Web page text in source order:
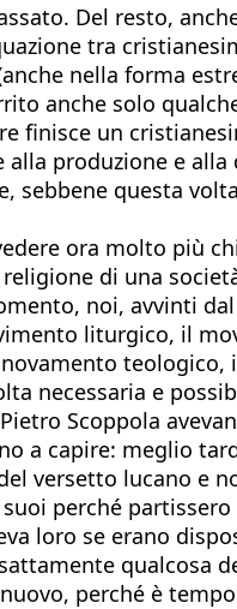
Del resto,
tra
nella forma
anche solo
finisce un
produzione e alla
sebbene questa
ora molto più
di una
noi, avvinti
liturgico, il
teologico,
necessaria e
Scoppola
a capire: meglio
versetto lucano e
perché
loro se erano
qualcosa
perché è